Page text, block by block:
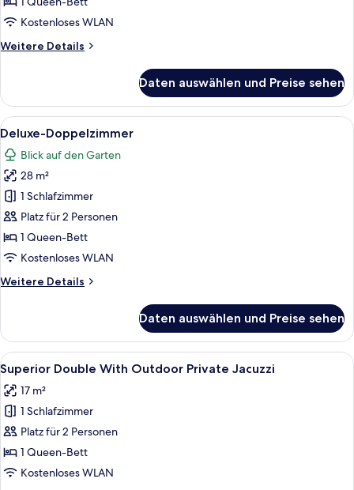
Kostenloses WLAN
Weitere Details
Weitere
Doppelzimmer
Daten auswählen und Preise sehen
Alle
Fotos
für
Deluxe-
Doppelzimmer
anzeigen
Ein modernes Schlafzimmer mit
11
Deluxe-Doppelzimmer
Blick auf den Garten
28 m²
1 Schlafzimmer
Platz für 2 Personen
1 Queen-Bett
Kostenloses WLAN
Weitere Details
Weitere
Doppelzimmer
Daten auswählen und Preise sehen
Alle
Fotos
für
Superior
Double
With
Outdoor
Eine Dachterrasse mit Whirlpool,
9
Superior Double With Outdoor Private Jacuzzi
17 m²
1 Schlafzimmer
Platz für 2 Personen
1 Queen-Bett
Kostenloses WLAN